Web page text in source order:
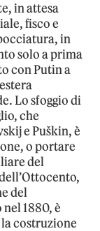
in attesa
fisco e
in
solo a prima
con Putin a
Lo sfoggio di
che
e Puškin, è
o portare
del
del
1880, è
costruzione